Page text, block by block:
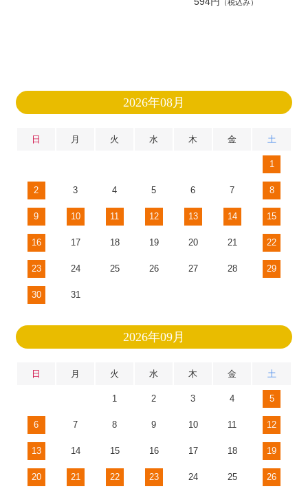
（税込み）
2026年08月
日 月 火 水 木 金 土
1
2 3 4 5 6 7 8
9 10 11 12 13 14 15
16 17 18 19 20 21 22
23 24 25 26 27 28 29
30 31
2026年09月
日 月 火 水 木 金 土
1 2 3 4 5
6 7 8 9 10 11 12
13 14 15 16 17 18 19
20 21 22 23 24 25 26